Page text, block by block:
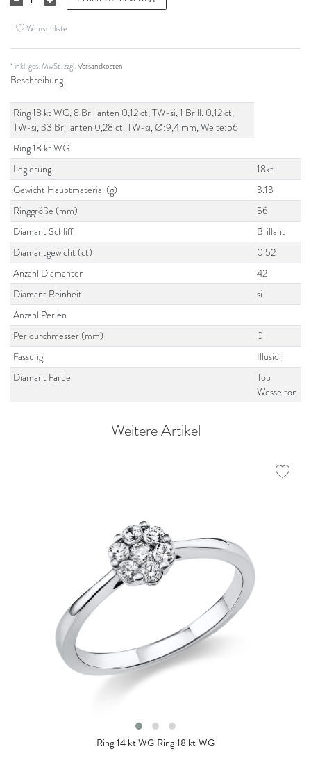
Wunschliste
* inkl. ges. MwSt. zzgl.Versandkosten
Beschreibung
Ring 18 kt WG, 8 Brillanten 0,12 ct, TW-si, 1 Brill. 0,12 ct,
TW-si, 33 Brillanten 0,28 ct, TW-si, Ø:9,4 mm, Weite:56
Ring 18 kt WG
Legierung
18kt
Gewicht Hauptmaterial (g)
3.13
Ringgröße (mm)
56
Diamant Schliff
Brillant
Diamantgewicht (ct)
0.52
Anzahl Diamanten
42
Diamant Reinheit
si
Anzahl Perlen
Perldurchmesser (mm)
0
Fassung
Illusion
Diamant Farbe
Top
Wesselton
Weitere Artikel
Ring 14 kt WG Ring 18 kt WG